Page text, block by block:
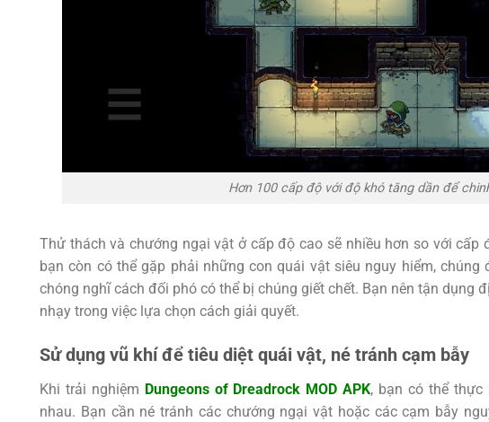
Hơn 100 cấp độ với độ khó tăng dần để
Thử thách và chướng ngại vật ở cấp độ cao sẽ nhiều hơn so với cấp
bạn còn có thể gặp phải những con quái vật siêu nguy hiểm, chúng
chóng nghĩ cách đối phó có thể bị chúng giết chết. Bạn nên tận dụng
nhạy trong việc lựa chọn cách giải quyết.
Sử dụng vũ khí để tiêu diệt quái vật, né tránh cạm bẫy
Khi trải nghiệm Dungeons of Dreadrock MOD APK, bạn có thể thực
nhau. Bạn cần né tránh các chướng ngại vật hoặc các cạm bẫy